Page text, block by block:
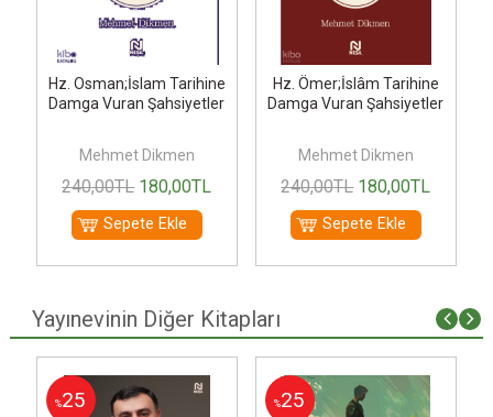
Hz. Osman;İslam Tarihine
Damga Vuran Şahsiyetler
Mehmet Dikmen
240,00TL 180,00TL
Sepete Ekle
Hz. Ömer;İslâm Tarihine
Damga Vuran Şahsiyetler
Mehmet Dikmen
240,00TL 180,00TL
Sepete Ekle
Yayınevinin Diğer Kitapları
%25 %25